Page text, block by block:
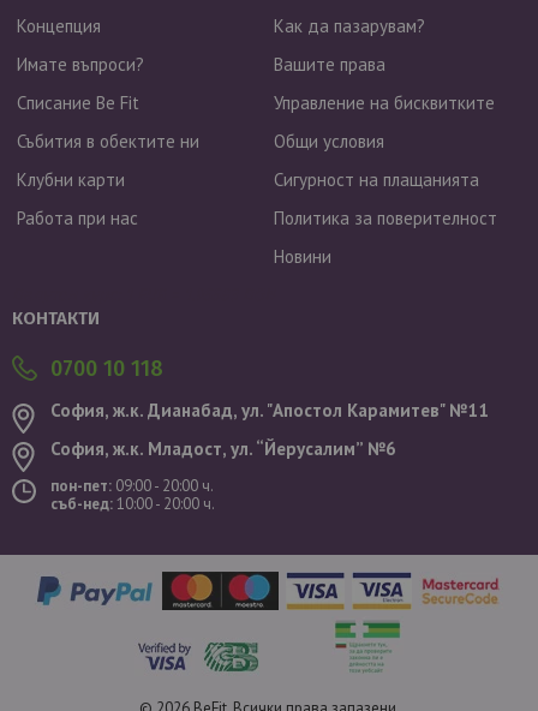
Концепция
Имате въпроси?
Списание Be Fit
Събития в обектите ни
Клубни карти
Работа при нас
Как да пазарувам?
Вашите права
Управление на бисквитките
Общи условия
Сигурност на плащанията
Политика за поверителност
Новини
КОНТАКТИ
0700 10 118
София, ж.к. Дианабад, ул. "Aпостол Карамитев" №11
София, ж.к. Младост, ул. “Йерусалим” №6
пон-пет: 09:00 - 20:00 ч.
съб-нед:10:00 - 20:00 ч.